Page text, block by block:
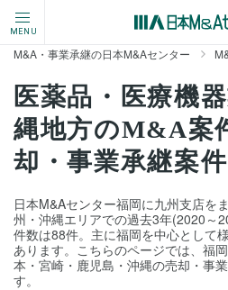
MENU
M&A・事業承継の日本M&Aセンター
医薬品・医療機
縄地方のM&A案
却・事業承継案件
日本M&Aセンター福岡に九州支店を
州・沖縄エリアでの過去3年(2020～
件数は88件。主に福岡を中心として
あります。こちらのページでは、福
本・宮崎・鹿児島・沖縄の売却・事
す。